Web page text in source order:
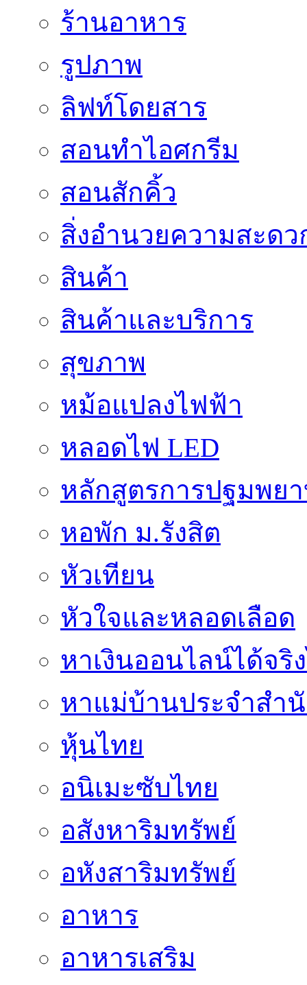
ร้านอาหาร
รูปภาพ
ลิฟท์โดยสาร
สอนทำไอศกรีม
สอนสักคิ้ว
สิ่งอำนวยความสะดว
สินค้า
สินค้าและบริการ
สุขภาพ
หม้อแปลงไฟฟ้า
หลอดไฟ LED
หลักสูตรการปฐมพย
หอพัก ม.รังสิต
หัวเทียน
หัวใจและหลอดเลือด
หาเงินออนไลน์ได้จริ
หาแม่บ้านประจำสำ
หุ้นไทย
อนิเมะซับไทย
อสังหาริมทรัพย์
อหังสาริมทรัพย์
อาหาร
อาหารเสริม